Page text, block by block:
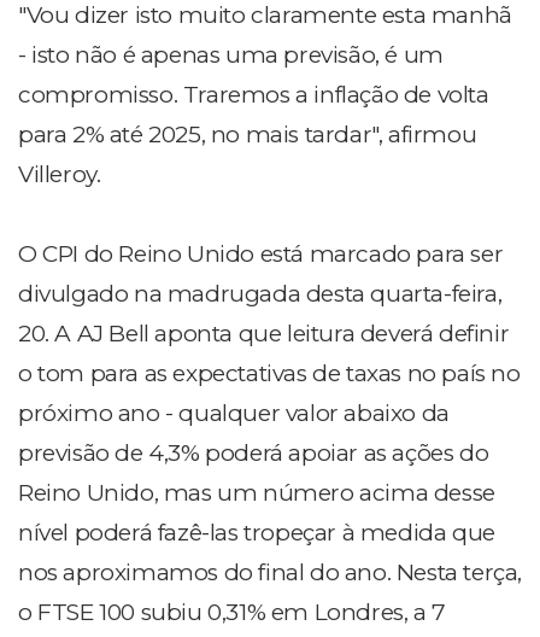
"Vou dizer isto muito claramente esta manhã
- isto não é apenas uma previsão, é um
compromisso. Traremos a inflação de volta
para 2% até 2025, no mais tardar", afirmou
Villeroy.
O CPI do Reino Unido está marcado para ser
divulgado na madrugada desta quarta-feira,
20. A AJ Bell aponta que leitura deverá definir
o tom para as expectativas de taxas no país no
próximo ano - qualquer valor abaixo da
previsão de 4,3% poderá apoiar as ações do
Reino Unido, mas um número acima desse
nível poderá fazê-las tropeçar à medida que
nos aproximamos do final do ano. Nesta terça,
o FTSE 100 subiu 0,31% em Londres, a 7